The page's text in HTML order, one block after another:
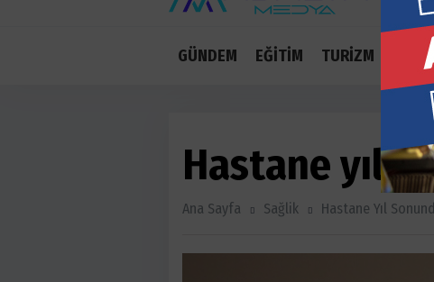
GÜNDEM EĞİTİM TURİZM
Hastane yıl
Ana Sayfa Sağlik Hastane Yıl